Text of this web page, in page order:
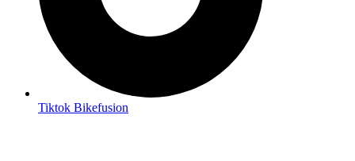
Tiktok Bikefusion